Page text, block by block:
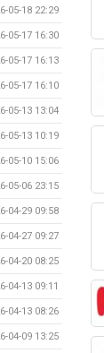
05-18 22:29
05-17 16:30
05-17 16:13
05-17 16:10
05-13 13:04
05-13 10:19
05-10 15:06
05-06 23:15
04-29 09:58
04-27 09:27
04-20 08:25
04-13 09:11
04-13 08:26
04-09 13:25